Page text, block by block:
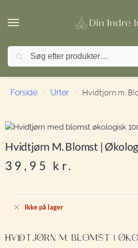
🚚 FRI
Forside / Urter / Hvidtjørn m.
Hvidtjørn M. Blomst |
39,95 kr.
Ikke på lager
HVIDTJØRN M. BLOMST |